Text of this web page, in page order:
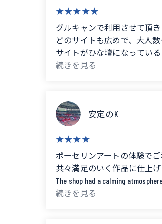
グルキャンで利用させて頂き
どのサイトも広めで、大人
サイトがひな壇になってい
自然も残っていて、小川に
6月には蛍も飛ぶそうなので
次回は6月に蛍キャンプも良
トイレも、広くて綺麗です！
All the sites are spacious, making
The sites are tiered, providing a
安定のK
ポーセリンアートの体験で
共々満足のいく作品に仕上げ
The shop had a calming
with. We would love to visit again if